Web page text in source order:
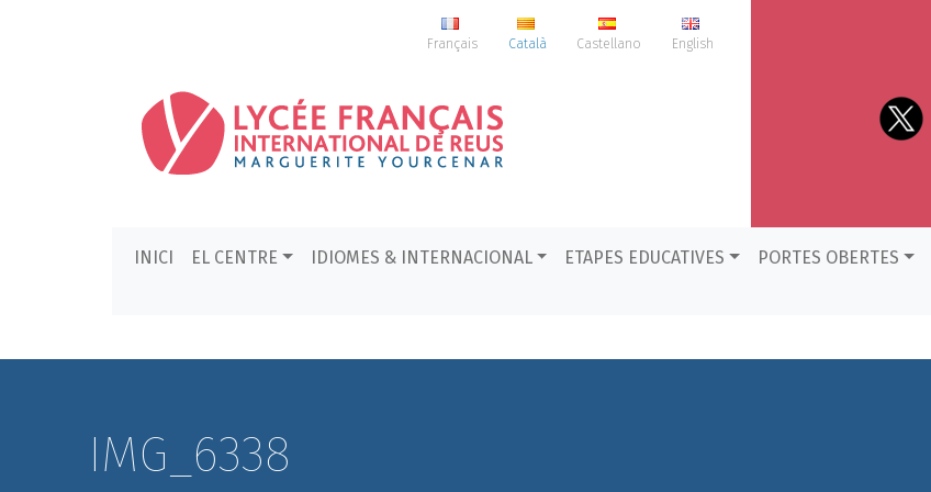
Français Català Castellano English
INICI EL CENTRE IDIOMES & INTERNACIONAL ETAPES EDUCATIVES PORTES OBERTES
IMG_6338